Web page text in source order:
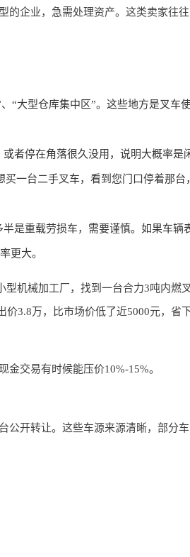
的企业，急需处理资产。这类卖家往往
“大型仓库集中区”。这些地方是叉车
者停在角落很久没用，说明大概率是
一台二手叉车，看到您门口停着那台，
是重载劳损车，需要谨慎。如果车辆
更大。
机械加工厂，找到一台合力3吨内燃叉
3.8万，比市场价低了近5000元，省
交易有时候能压价10%-15%。
公开转让。这些车源来源清晰，部分车